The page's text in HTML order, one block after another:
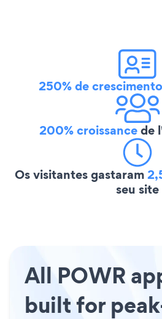
250% de crescimento
200% croissancede
Os visitantes gastaram
seu site
All POWR
built for